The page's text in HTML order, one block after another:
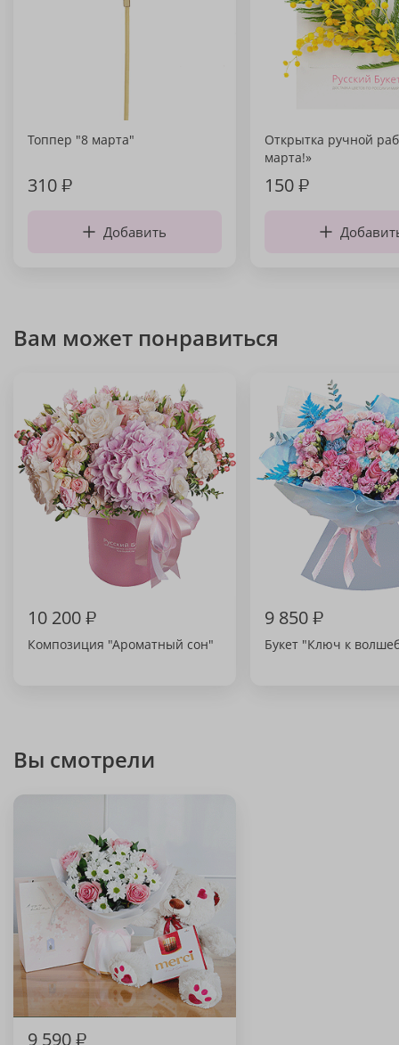
Топпер "8 марта"
310₽
Добавить
Открытка ручной
марта!»
150₽
Вам может понравиться
10 200₽
Композиция "Ароматный сон"
9 850₽
Букет "Ключ к
Вы смотрели
9 590₽